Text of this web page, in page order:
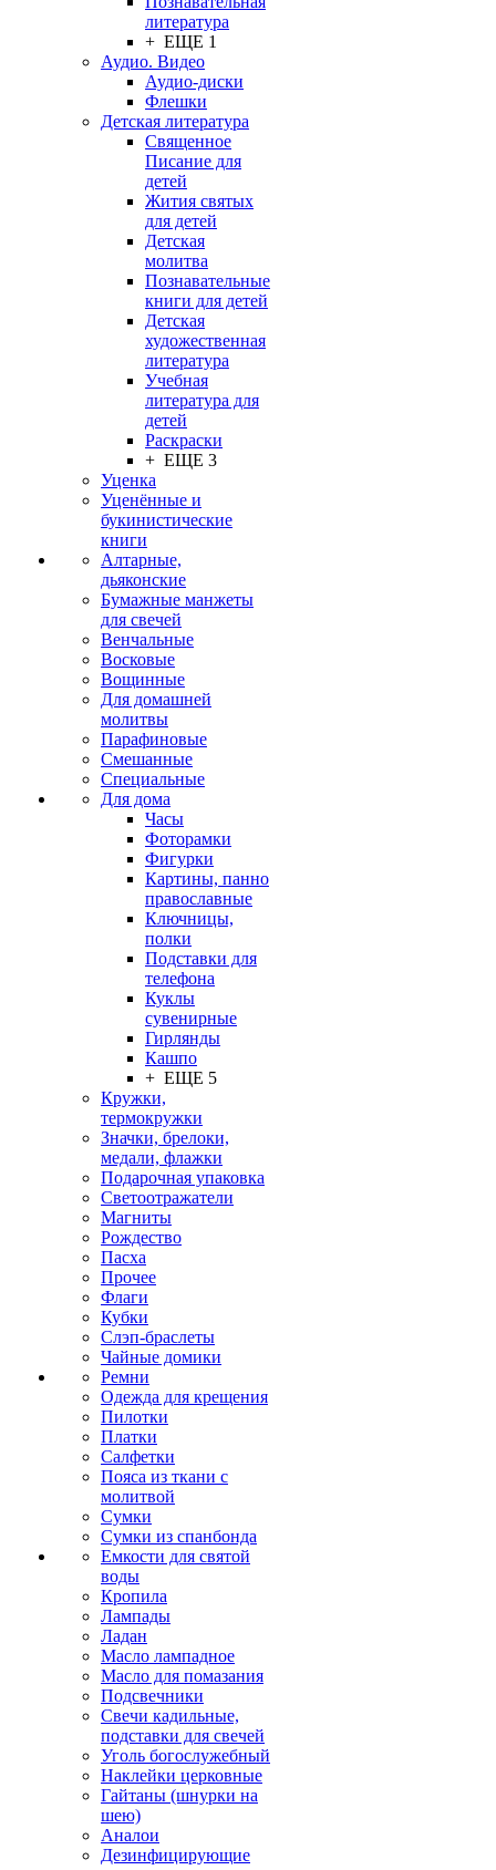
литература
+ ЕЩЕ 1
Аудио. Видео
Аудио-диски
Флешки
Детская литература
Священное
Писание для
детей
Жития святых
для детей
Детская
молитва
Познавательные
книги для детей
Детская
художественная
литература
Учебная
литература для
детей
Раскраски
+ ЕЩЕ 3
Уценка
Уценённые и
букинистические
книги
Алтарные,
дьяконские
Бумажные манжеты
для свечей
Венчальные
Восковые
Вощинные
Для домашней
молитвы
Парафиновые
Смешанные
Специальные
Для дома
Часы
Фоторамки
Фигурки
Картины, панно
православные
Ключницы,
полки
Подставки для
телефона
Куклы
сувенирные
Гирлянды
Кашпо
+ ЕЩЕ 5
Кружки,
термокружки
Значки, брелоки,
медали, флажки
Подарочная упаковка
Светоотражатели
Магниты
Рождество
Пасха
Прочее
Флаги
Кубки
Слэп-браслеты
Чайные домики
Ремни
Одежда для крещения
Пилотки
Платки
Салфетки
Пояса из ткани с
молитвой
Сумки
Сумки из спанбонда
Емкости для святой
воды
Кропила
Лампады
Ладан
Масло лампадное
Масло для помазания
Подсвечники
Свечи кадильные,
подставки для свечей
Уголь богослужебный
Наклейки церковные
Гайтаны (шнурки на
шею)
Аналои
Дезинфицирующие